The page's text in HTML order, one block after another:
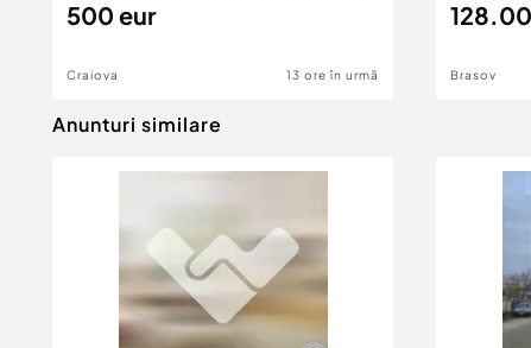
60 mp |
500 eur
Craiova 13 ore în urmă Brasov
Anunturi similare